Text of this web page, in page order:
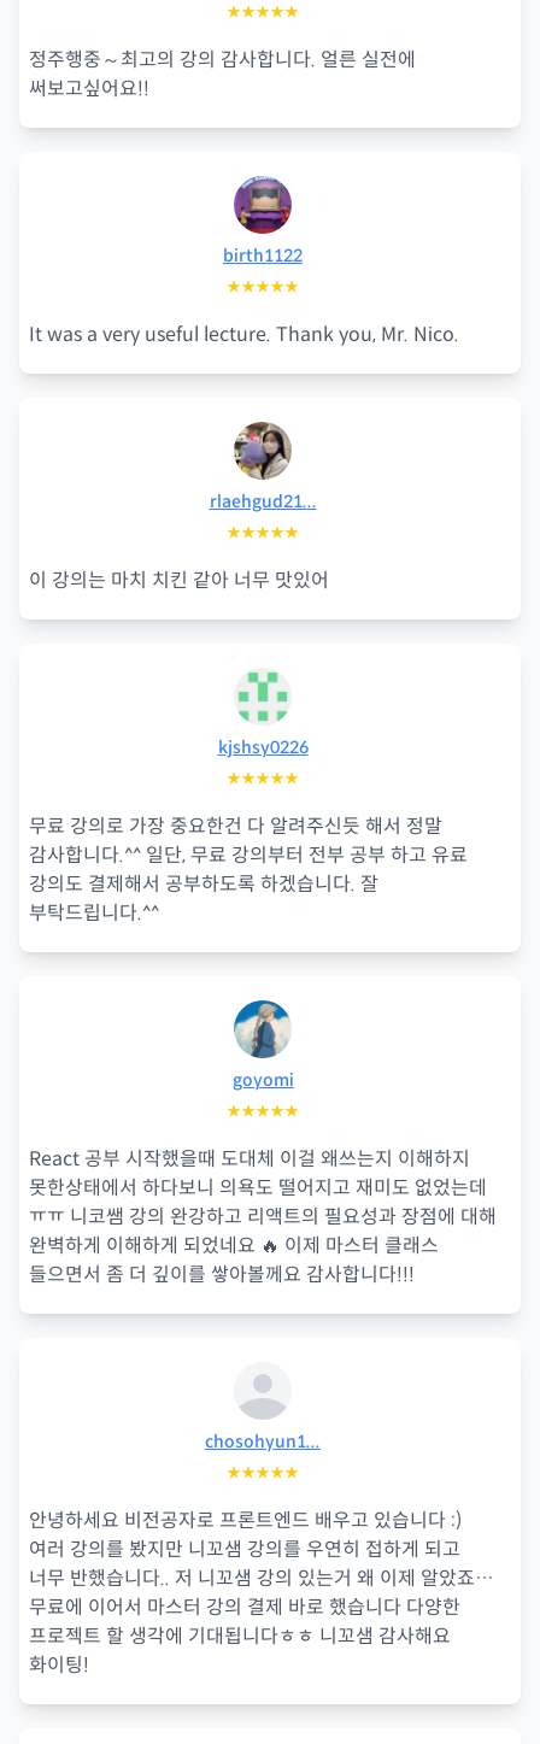
★★★★★
정주행중～최고의 강의 감사합니다. 얼른 실전에
써보고싶어요!!
birth1122
★★★★★
It was a very useful lecture. Thank you, Mr. Nico.
rlaehgud21...
★★★★★
이 강의는 마치 치킨 같아 너무 맛있어
kjshsy0226
★★★★★
무료 강의로 가장 중요한건 다 알려주신듯 해서 정말
감사합니다.^^ 일단, 무료 강의부터 전부 공부 하고 유료
강의도 결제해서 공부하도록 하겠습니다. 잘
부탁드립니다.^^
goyomi
★★★★★
React 공부 시작했을때 도대체 이걸 왜쓰는지 이해하지
못한상태에서 하다보니 의욕도 떨어지고 재미도 없었는데
ㅠㅠ 니코쌤 강의 완강하고 리액트의 필요성과 장점에 대해
완벽하게 이해하게 되었네요 🔥 이제 마스터 클래스
들으면서 좀 더 깊이를 쌓아볼께요 감사합니다!!!
chosohyun1...
★★★★★
안녕하세요 비전공자로 프론트엔드 배우고 있습니다 :)
여러 강의를 봤지만 니꼬샘 강의를 우연히 접하게 되고
너무 반했습니다.. 저 니꼬샘 강의 있는거 왜 이제 알았죠…
무료에 이어서 마스터 강의 결제 바로 했습니다 다양한
프로젝트 할 생각에 기대됩니다ㅎㅎ 니꼬샘 감사해요
화이팅!